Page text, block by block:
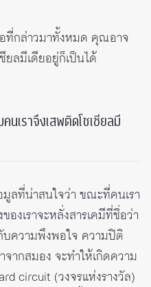
ที่กล่าวมาทั้งหมด คุณอาจ
ยลมีเดียอยู่ก็เป็นได้
นเราจึงเสพติดโซเชียลมี
ลที่น่าสนใจว่า ขณะที่คนเรา
องเราจะหลั่งสารเคมีที่ชื่อว่า
บความพึงพอใจ ความปิติ
ากสมอง จะทำให้เกิดความ
circuit (วงจรแห่งรางวัล)